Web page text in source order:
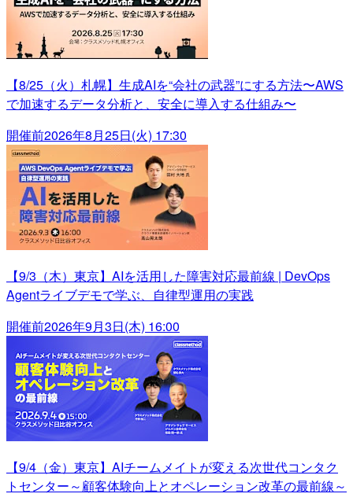
【8/25（火）札幌】生成AIを“会社の武器”にする方法〜AWS
で加速するデータ分析と、安全に導入する仕組み〜
開催前2026年8月25日(火) 17:30
【9/3（木）東京】AIを活用した障害対応最前線 | DevOps
Agentライブデモで学ぶ、自律型運用の実践
開催前2026年9月3日(木) 16:00
【9/4（金）東京】AIチームメイトが変える次世代コンタク
トセンター～顧客体験向上とオペレーション改革の最前線～